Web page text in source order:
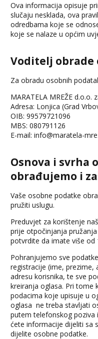
Ova informacija opisuje
slučaju nesklada, ova
odredbama koje se
koje se nalaze u općim
Voditelj obrade
Za obradu osobnih
MARATELA MREŽE d.o.o.
Adresa: Lonjica (Grad
OIB: 99579721096
MBS: 080791126
E-mail: info@maratela-
Osnova i svrha
obrađujemo i
Vaše osobne podatke
pružiti uslugu.
Preduvjet za korištenje
prije otpočinjanja
potvrdite da imate više od
Pohranjujemo sve
registracije (ime, prezime,
adresu korisnika, te sve
kreiranja oglasa. Pri tome
podacima koje upisuje u
oglasa ne treba stavljati
putem telefonskog poziva
ćete informacije dijeliti sa
dijelite osobne podatke.